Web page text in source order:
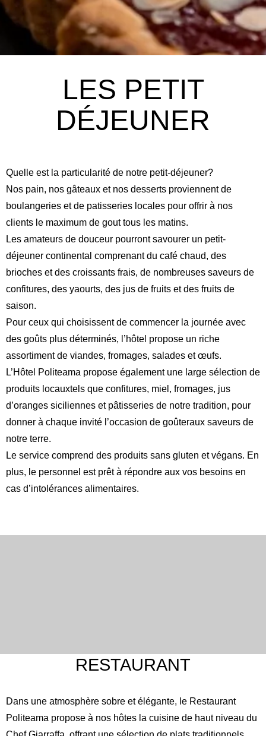
LES PETIT
DÉJEUNER
Quelle est la particularité de notre petit-déjeuner?
Nos pain, nos gâteaux et nos desserts proviennent de
boulangeries et de patisseries locales pour offrir à nos
clients le maximum de gout tous les matins.
Les amateurs de douceur pourront savourer un petit-
déjeuner continental comprenant du café chaud, des
brioches et des croissants frais, de nombreuses saveurs de
confitures, des yaourts, des jus de fruits et des fruits de
saison.
Pour ceux qui choisissent de commencer la journée avec
des goûts plus déterminés, l’hôtel propose un riche
assortiment de viandes, fromages, salades et œufs.
L’Hôtel Politeama propose également une large sélection de
produits locauxtels que confitures, miel, fromages, jus
d’oranges siciliennes et pâtisseries de notre tradition, pour
donner à chaque invité l’occasion de goûteraux saveurs de
notre terre.
Le service comprend des produits sans gluten et végans. En
plus, le personnel est prêt à répondre aux vos besoins en
cas d’intolérances alimentaires.
RESTAURANT
Dans une atmosphère sobre et élégante, le Restaurant
Politeama propose à nos hôtes la cuisine de haut niveau du